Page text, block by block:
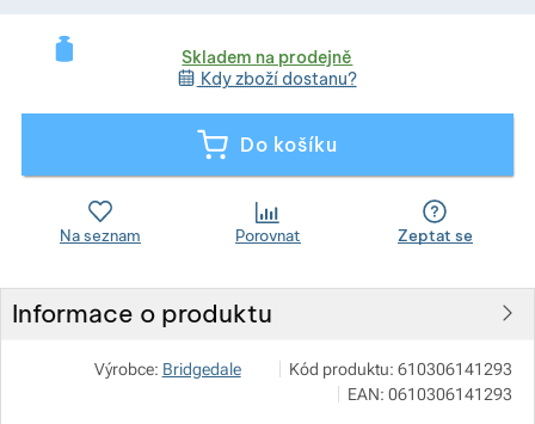
Skladem na prodejně
Kdy zboží dostanu?
Do košíku
Na seznam Porovnat Zeptat se
Informace o produktu
Výrobce: Bridgedale Zobrazit více
SPORT prima spol. s r.o.
Legionářů 3084/36, 69501
info@sportprima.cz
Kód produktu: 610306141293
EAN: 0610306141293
Zobrazit více